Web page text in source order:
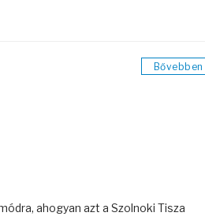
Bővebben
ahogyan azt a Szolnoki Tisza